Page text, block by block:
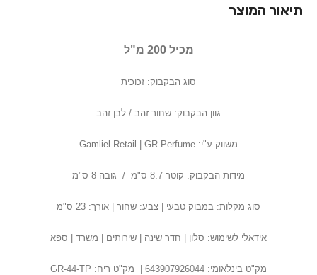
תיאור המוצר
מכיל 200 מ"ל
סוג הבקבוק: זכוכית
גוון הבקבוק: שחור זהב / לבן זהב
משווק ע"י: Gamliel Retail | GR Perfume
מידות הבקבוק: קוטר 8.7 ס"מ / גובה 8 ס"מ
סוג מקלות: במבוק טבעי | צבע: שחור | אורך: 23 ס"מ
אידאלי לשימוש: סלון | חדר שינה | שירותים | משרד | ספא
מק"ט בינלאומי: 643907926044 | מק"ט ריח: GR-44-TP